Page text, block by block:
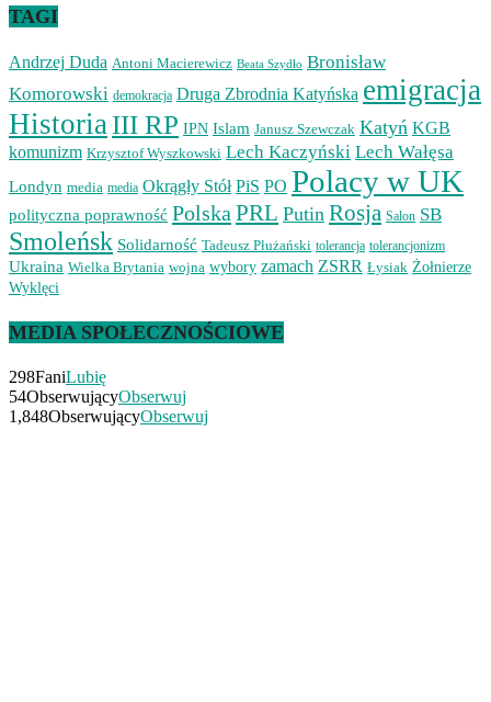
TAGI
Andrzej Duda Antoni Macierewicz Beata Szydło Bronisław
Komorowski demokracja Druga Zbrodnia Katyńska emigracja
HistoriaIII RP IPN Islam Janusz Szewczak Katyń KGB
komunizm Krzysztof Wyszkowski Lech Kaczyński Lech Wałęsa
Londyn media media Okrągły Stół PiS PO Polacy w UK
polityczna poprawność Polska PRL Putin Rosja Salon SB
Smoleńsk Solidarność Tadeusz Płużański tolerancja tolerancjonizm
Ukraina Wielka Brytania wojna wybory zamach ZSRR Łysiak Żołnierze
Wyklęci
MEDIA SPOŁECZNOŚCIOWE
298FaniLubię
54ObserwującyObserwuj
1,848ObserwującyObserwuj